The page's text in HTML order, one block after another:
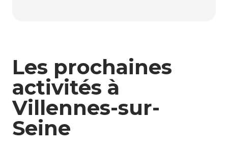
Les prochaines
activités à
Villennes-sur-
Seine